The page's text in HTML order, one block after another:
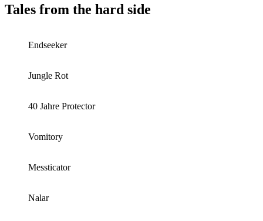
Tales from the hard side
Endseeker
Jungle Rot
40 Jahre Protector
Vomitory
Messticator
Nalar